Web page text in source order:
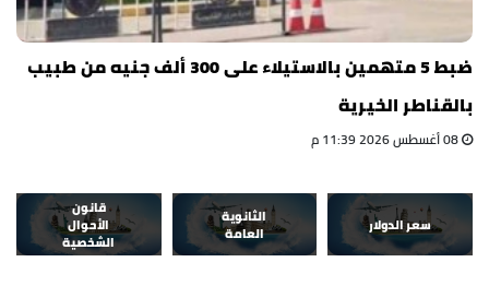
ضبط 5 متهمين بالاستيلاء على 300 ألف جنيه من طبيب
بالقناطر الخيرية
سعر الدولار
الثانوية
العامة
قانون
الأحوال
الشخصية